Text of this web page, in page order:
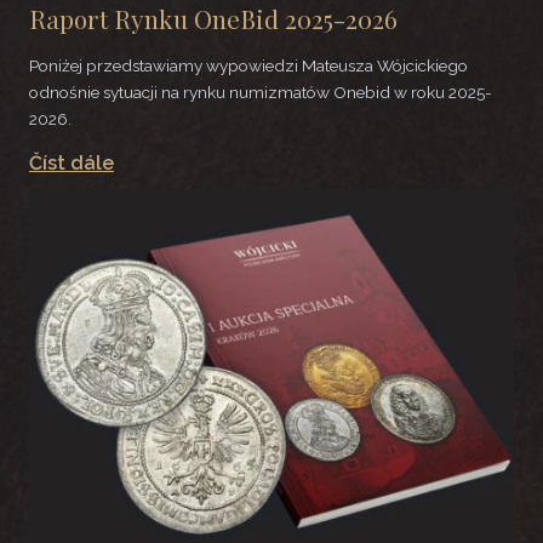
Raport Rynku OneBid 2025-2026
Poniżej przedstawiamy wypowiedzi Mateusza Wójcickiego
odnośnie sytuacji na rynku numizmatów Onebid w roku 2025-
2026.
Číst dále